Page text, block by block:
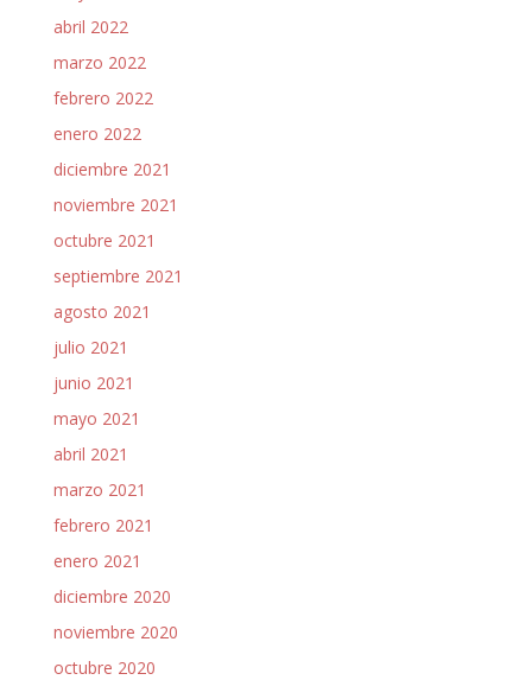
abril 2022
marzo 2022
febrero 2022
enero 2022
diciembre 2021
noviembre 2021
octubre 2021
septiembre 2021
agosto 2021
julio 2021
junio 2021
mayo 2021
abril 2021
marzo 2021
febrero 2021
enero 2021
diciembre 2020
noviembre 2020
octubre 2020